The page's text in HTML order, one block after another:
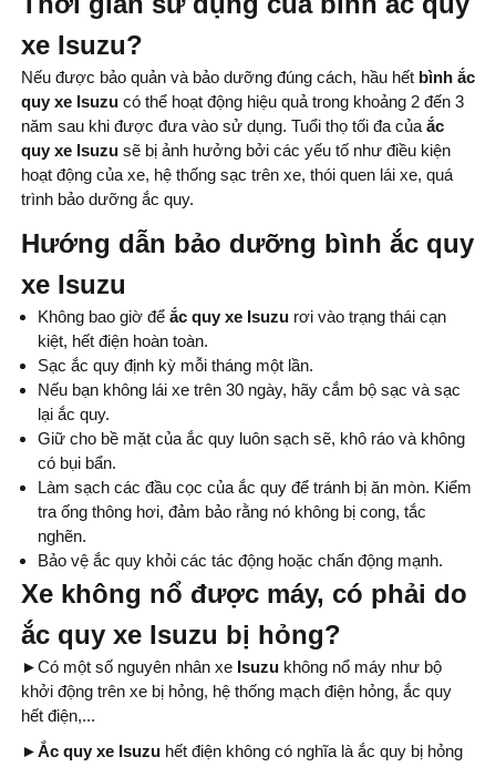
xe Isuzu?
Nếu được bảo quản và bảo dưỡng đúng cách, hầu hết bình ắc
quy xe Isuzu có thể hoạt động hiệu quả trong khoảng 2 đến 3
năm sau khi được đưa vào sử dụng. Tuổi thọ tối đa của ắc
quy xe Isuzu sẽ bị ảnh hưởng bởi các yếu tố như điều kiện
hoạt động của xe, hệ thống sạc trên xe, thói quen lái xe, quá
trình bảo dưỡng ắc quy.
Hướng dẫn bảo dưỡng bình ắc quy
xe Isuzu
Không bao giờ để ắc quy xe Isuzu rơi vào trạng thái cạn
kiệt, hết điện hoàn toàn.
Sạc ắc quy định kỳ mỗi tháng một lần.
Nếu bạn không lái xe trên 30 ngày, hãy cắm bộ sạc và sạc
lại ắc quy.
Giữ cho bề mặt của ắc quy luôn sạch sẽ, khô ráo và không
có bụi bẩn.
Làm sạch các đầu cọc của ắc quy để tránh bị ăn mòn. Kiểm
tra ống thông hơi, đảm bảo rằng nó không bị cong, tắc
nghẽn.
Bảo vệ ắc quy khỏi các tác động hoặc chấn động mạnh.
Xe không nổ được máy, có phải do
ắc quy xe Isuzu bị hỏng?
►Có một số nguyên nhân xe Isuzu không nổ máy như bộ
khởi động trên xe bị hỏng, hệ thống mạch điện hỏng, ắc quy
hết điện,...
►Ắc quy xe Isuzu hết điện không có nghĩa là ắc quy bị hỏng